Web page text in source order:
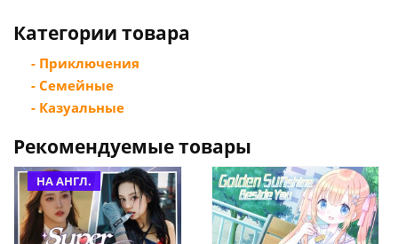
Категории товара
- Приключения
- Семейные
- Казуальные
Рекомендуемые товары
НА АНГЛ.